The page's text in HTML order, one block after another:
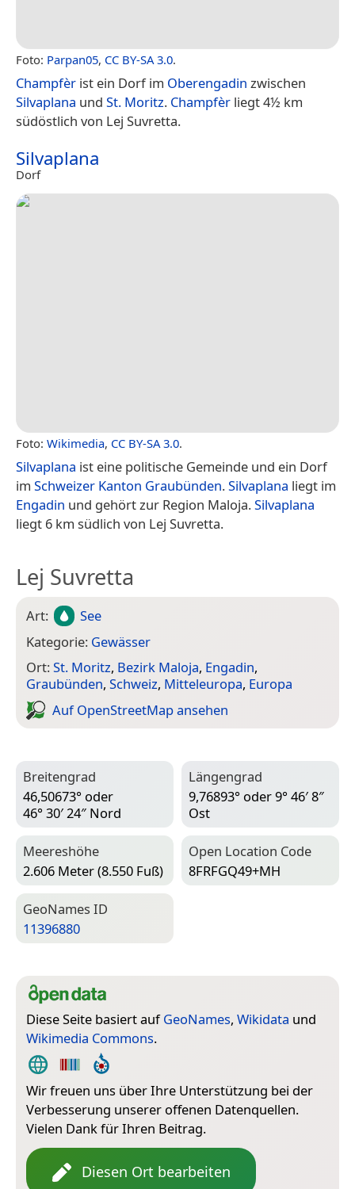
Foto: Parpan05, CC BY-SA 3.0.
Champfèr ist ein Dorf im Oberengadin zwischen
Silvaplana und St. Moritz. Champfèr liegt 4½ km
südöstlich von Lej Suvretta.
Silvaplana
Dorf
Foto: Wikimedia, CC BY-SA 3.0.
Silvaplana ist eine politische Gemeinde und ein Dorf
im Schweizer Kanton Graubünden.Silvaplana liegt im
Engadin und gehört zur Region Maloja.Silvaplana
liegt 6 km südlich von Lej Suvretta.
Lej Suvretta
Art:
See
Kategorie: Gewässer
Ort:St. Moritz, Bezirk Maloja, Engadin,
Graubünden, Schweiz, Mitteleuropa, Europa
Auf Open­Street­Map ansehen
Breitengrad
46,50673° oder
46° 30′ 24″ Nord
Längengrad
9,76893° oder 9° 46′ 8″
Ost
Meereshöhe
2.606 Meter (8.550 Fuß)
Open Location Code
8FRFGQ49+MH
Geo­Names ID
11396880
Diese Seite basiert aufGeoNames, Wikidata und
Wikimedia Commons.
Wir freuen uns über Ihre Unterstützung bei der
Verbesserung unserer offenen Datenquellen.
Vielen Dank für Ihren Beitrag.
Diesen Ort bearbeiten